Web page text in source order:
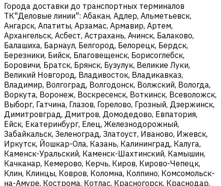
Города доставки до транспортных терминалов
ТК"Деловые линии": Абакан, Адлер, Альметьевск,
Ангарск, Апатиты, Арзамас, Армавир, Артем,
Архангельск, Асбест, Астрахань, Ачинск, Балаково,
Балашиха, Барнаул, Белгород, Белорецк, Бердск,
Березники, Бийск, Благовещенск, Борисоглебск,
Боровичи, Братск, Брянск, Бузулук, Великие Луки,
Великий Новгород, Владивосток, Владикавказ,
Владимир, Волгоград, Волгодонск, Волжский, Вологда,
Воркута, Воронеж, Воскресенск, Воткинск, Всеволожск,
Выборг, Гатчина, Глазов, Горелово, Грозный, Дзержинск,
Димитровград, Дмитров, Домодедово, Евпатория,
Ейск, Екатеринбург, Елец, Железнодорожный,
Забайкальск, Зеленоград, Златоуст, Иваново, Ижевск,
Иркутск, Йошкар-Ола, Казань, Калининград, Калуга,
Каменск-Уральский, Каменск-Шахтинский, Камышин,
Качканар, Кемерово, Керчь, Киров, Кирово-Чепецк,
Клин, Клинцы, Ковров, Коломна, Колпино, Комсомольск-
на-Амуре, Кострома, Котлас, Красногорск, Краснодар,